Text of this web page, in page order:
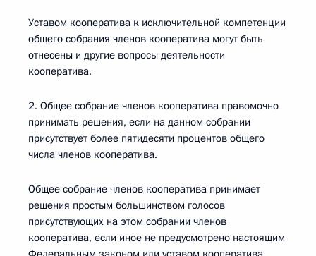
Уставом кооператива к исключительной компетенции
общего собрания членов кооператива могут быть
отнесены и другие вопросы деятельности
кооператива.
2. Общее собрание членов кооператива правомочно
принимать решения, если на данном собрании
присутствует более пятидесяти процентов общего
числа членов кооператива.
Общее собрание членов кооператива принимает
решения простым большинством голосов
присутствующих на этом собрании членов
кооператива, если иное не предусмотрено настоящим